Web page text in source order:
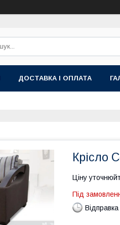
ДОСТАВКА І ОПЛАТА
Крісло
Ціну
Під